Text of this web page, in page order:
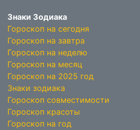
Знаки Зодиака
Гороскоп на сегодня
Гороскоп на завтра
Гороскоп на неделю
Гороскоп на месяц
Гороскоп на 2025 год
Знаки зодиака
Гороскоп совместимости
Гороскоп красоты
Гороскоп на год